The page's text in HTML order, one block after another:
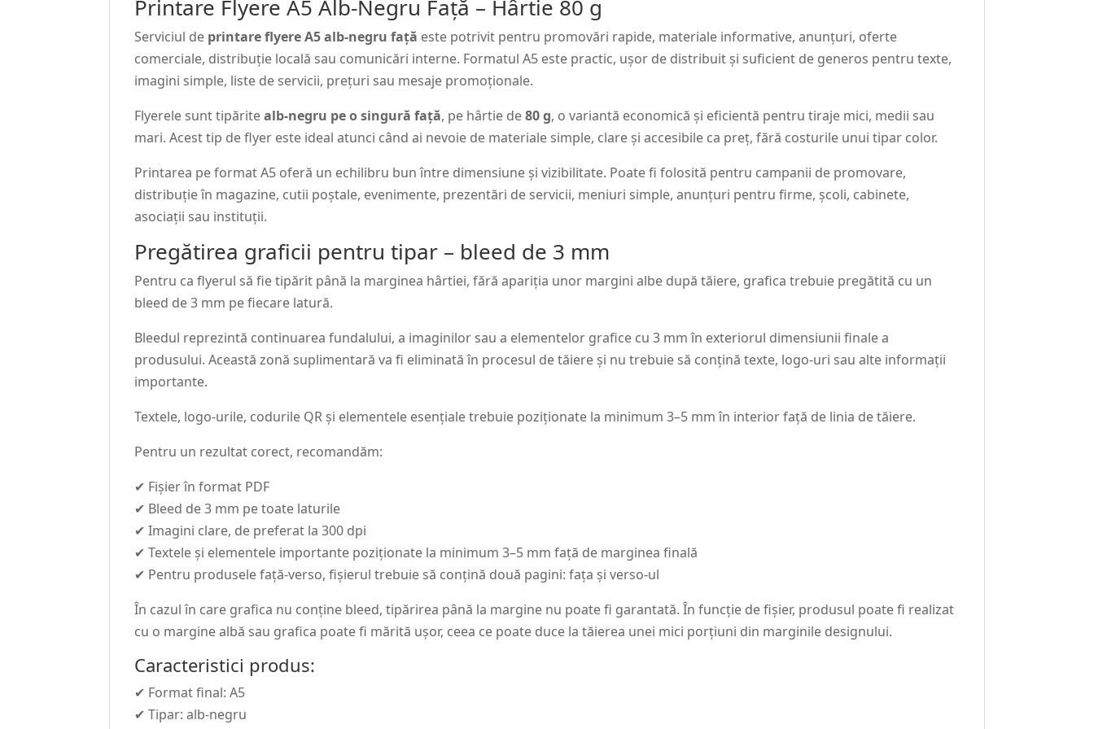
80
Printare Flyere A5 Alb-Negru Față – Hârtie 80 g
Serviciul de printare flyere A5 alb-negru față este potrivit pentru promovări rapide, materiale informative, anunțuri, oferte
comerciale, distribuție locală sau comunicări interne. Formatul A5 este practic, ușor de distribuit și suficient de generos pentru texte,
imagini simple, liste de servicii, prețuri sau mesaje promoționale.
Flyerele sunt tipăritealb-negru pe o singură față, pe hârtie de80 g, o variantă economică și eficientă pentru tiraje mici, medii sau
mari. Acest tip de flyer este ideal atunci când ai nevoie de materiale simple, clare și accesibile ca preț, fără costurile unui tipar color.
Printarea pe format A5 oferă un echilibru bun între dimensiune și vizibilitate. Poate fi folosită pentru campanii de promovare,
distribuție în magazine, cutii poștale, evenimente, prezentări de servicii, meniuri simple, anunțuri pentru firme, școli, cabinete,
asociații sau instituții.
Pregătirea graficii pentru tipar – bleed de 3 mm
Pentru ca flyerul să fie tipărit până la marginea hârtiei, fără apariția unor margini albe după tăiere, grafica trebuie pregătită cu un
bleed de 3 mm pe fiecare latură.
Bleedul reprezintă continuarea fundalului, a imaginilor sau a elementelor grafice cu 3 mm în exteriorul dimensiunii finale a
produsului. Această zonă suplimentară va fi eliminată în procesul de tăiere și nu trebuie să conțină texte, logo-uri sau alte informații
importante.
Textele, logo-urile, codurile QR și elementele esențiale trebuie poziționate la minimum 3–5 mm în interior față de linia de tăiere.
Pentru un rezultat corect, recomandăm:
✔ Fișier în format PDF
✔ Bleed de 3 mm pe toate laturile
✔ Imagini clare, de preferat la 300 dpi
✔ Textele și elementele importante poziționate la minimum 3–5 mm față de marginea finală
✔ Pentru produsele față-verso, fișierul trebuie să conțină două pagini: fața și verso-ul
În cazul în care grafica nu conține bleed, tipărirea până la margine nu poate fi garantată. În funcție de fișier, produsul poate fi realizat
cu o margine albă sau grafica poate fi mărită ușor, ceea ce poate duce la tăierea unei mici porțiuni din marginile designului.
Caracteristici produs:
✔ Format final: A5
✔ Tipar: alb-negru